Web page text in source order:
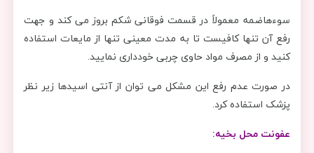
سوءهاضمه معمولاً در قسمت فوقانی شکم بروز می کند و جهت
رفع آن تنها کافیست تا به مدت معینی تنها از مایعات استفاده
کنید و از مصرف مواد حاوی چربی خودداری نمایید.
در صورت عدم رفع این مشکل می توان از آنتی اسیدها زیر نظر
پزشک استفاده کرد.
عفونت محل بخیه: